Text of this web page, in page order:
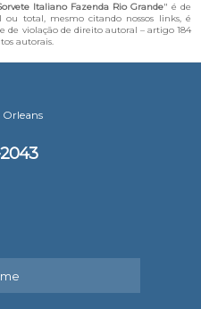
Italiano Fazenda Rio Grande" é de
ou total, mesmo citando nossos links, é
de violação de direito autoral – artigo 184
autorais.
Orleans